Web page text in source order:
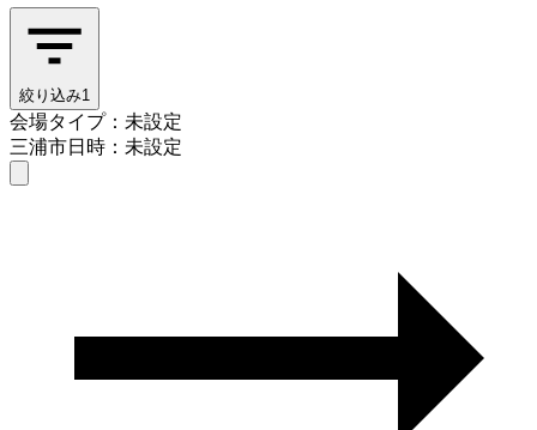
絞り込み1
会場タイプ：未設定
三浦市日時：未設定